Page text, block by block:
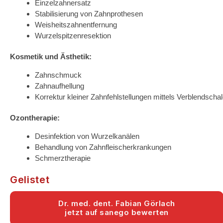
Einzelzahnersatz
Stabilisierung von Zahnprothesen
Weisheitszahnentfernung
Wurzelspitzenresektion
Kosmetik und Ästhetik:
Zahnschmuck
Zahnaufhellung
Korrektur kleiner Zahnfehlstellungen mittels
Ozontherapie:
Desinfektion von Wurzelkanälen
Behandlung von Zahnfleischerkrankungen
Schmerztherapie
Gelistet
Dr. med. dent. Fabian Görlach
jetzt auf sanego bewerten